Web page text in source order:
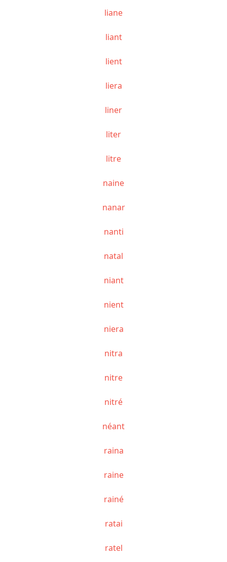
liane
liant
lient
liera
liner
liter
litre
naine
nanar
nanti
natal
niant
nient
niera
nitra
nitre
nitré
néant
raina
raine
rainé
ratai
ratel